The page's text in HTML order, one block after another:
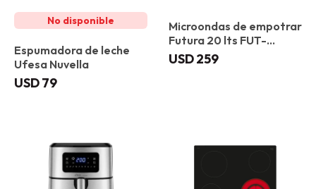
Espumadora de leche
Ufesa Nuvella
USD79
Microondas de empotrar
Futura 20 lts FUT-
MWE20BX
USD259